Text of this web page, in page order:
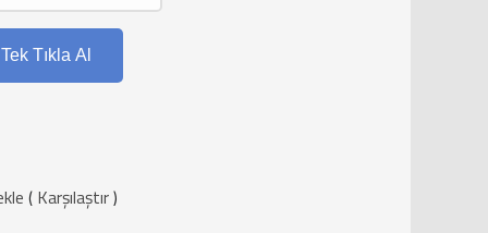
Tek Tıkla Al
( Karşılaştır)